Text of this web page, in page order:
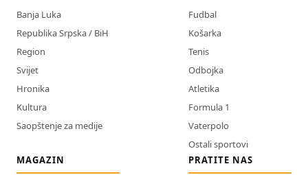
Banja Luka
Republika Srpska / BiH
Region
Svijet
Hronika
Kultura
Saopštenje za medije
Fudbal
Košarka
Tenis
Odbojka
Atletika
Formula 1
Vaterpolo
Ostali sportovi
MAGAZIN
PRATITE NAS